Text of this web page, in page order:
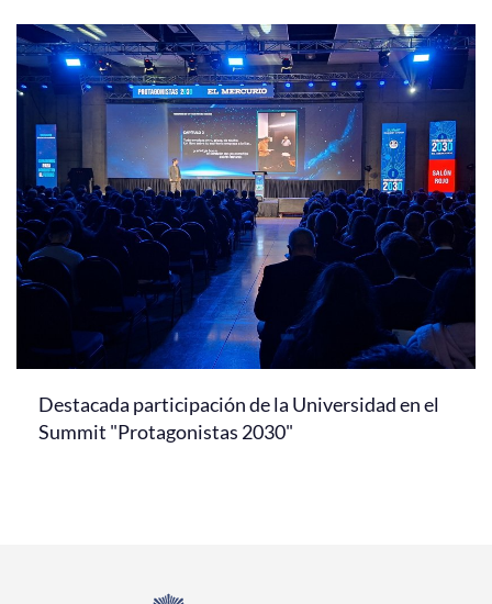
Destacada participación de la Universidad en el
Summit "Protagonistas 2030"